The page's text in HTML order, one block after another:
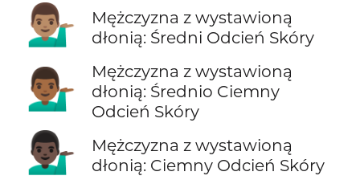
💁🏽‍♂️
Mężczyzna z wystawioną
dłonią: Średni Odcień Skóry
💁🏾‍♂️
Mężczyzna z wystawioną
dłonią: Średnio Ciemny
Odcień Skóry
💁🏿‍♂️
Mężczyzna z wystawioną
dłonią: Ciemny Odcień Skóry